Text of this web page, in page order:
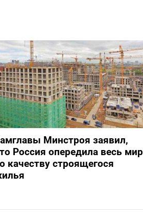
Минстроя заявил,
Россия опередила весь мир
качеству строящегося